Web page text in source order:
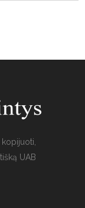
UAB